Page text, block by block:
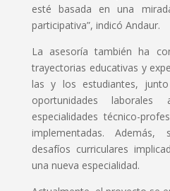
esté basada en una
participativa”, indicó Andaur.
La asesoría también ha
trayectorias educativas y
las y los estudiantes,
oportunidades laborales
especialidades técnico-
implementadas.
desafíos curriculares
una nueva especialidad.